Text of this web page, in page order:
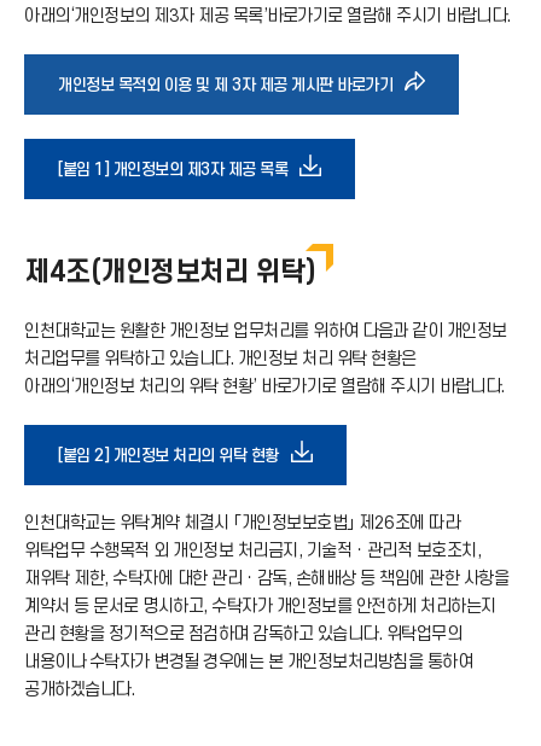
아래의‘개인정보의 제3자 제공 목록’바로가기로 열람해 주시기 바랍니다.
개인정보 목적외 이용 및 제 3자 제공 게시판 바로가기 바
아
이
[붙임 1] 개인정보의 제3자 제공 목록다
로
드
콘
제4조(개인정보처리 위탁)
인천대학교는 원활한 개인정보 업무처리를 위하여 다음과 같이 개인정보
처리업무를 위탁하고 있습니다. 개인정보 처리 위탁 현황은
아래의‘개인정보 처리의 위탁 현황’ 바로가기로 열람해 주시기 바랍니다.
[붙임 2] 개인정보 처리의 위탁 현황다
운
로
드
인천대학교는 위탁계약 체결시 「개인정보보호법」 제26조에 따라
위탁업무 수행목적 외 개인정보 처리금지, 기술적ㆍ관리적 보호조치,
재위탁 제한, 수탁자에 대한 관리ㆍ감독, 손해배상 등 책임에 관한 사항을
계약서 등 문서로 명시하고, 수탁자가 개인정보를 안전하게 처리하는지
관리 현황을 정기적으로 점검하며 감독하고 있습니다. 위탁업무의
내용이나 수탁자가 변경될 경우에는 본 개인정보처리방침을 통하여
공개하겠습니다.